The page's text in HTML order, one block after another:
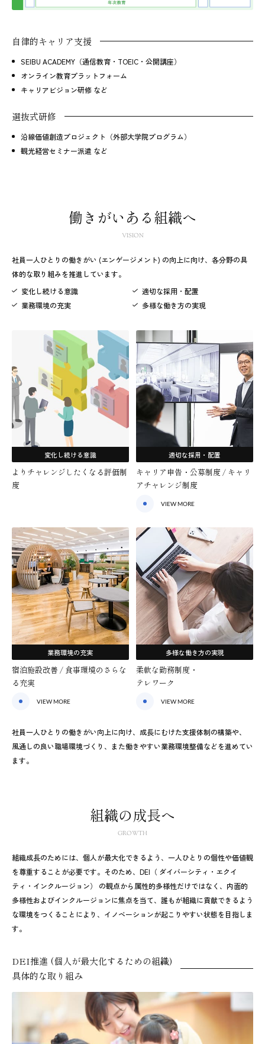
自律的キャリア支援
SEIBU ACADEMY（通信教育・TOEIC・公開講座）
オンライン教育プラットフォーム
キャリアビジョン研修 など
選抜式研修
沿線価値創造プロジェクト（外部大学院プログラム）
観光経営セミナー派遣 など
働きがいある組織へ
VISION
社員一人ひとりの働きがい (エンゲージメント) の向上に向け、各分野の具
体的な取り組みを推進しています。
変化し続ける意識
適切な採用・配置
業務環境の充実
多様な働き方の実現
変化し続ける意識
よりチャレンジしたくなる評価制
度
適切な採用・配置
キャリア申告・公募制度 / キャリ
アチャレンジ制度
VIEW MORE
業務環境の充実
宿泊施設改善 / 食事環境のさらな
る充実
VIEW MORE
多様な働き方の実現
柔軟な勤務制度・
テレワーク
VIEW MORE
社員一人ひとりの働きがい向上に向け、成長にむけた支援体制の構築や、
風通しの良い職場環境づくり、また働きやすい業務環境整備などを進めてい
ます。
組織の成長へ
GROWTH
組織成長のためには、個人が最大化できるよう、一人ひとりの個性や価値観
を尊重することが必要です。そのため、DEI（ ダイバーシティ・エクイ
ティ・インクルージョン） の観点から属性的多様性だけではなく、内面的
多様性およびインクルージョンに焦点を当て、誰もが組織に貢献できるよう
な環境をつくることにより、イノベーションが起こりやすい状態を目指しま
す。
DEI推進 (個人が最大化するための組織)
具体的な取り組み